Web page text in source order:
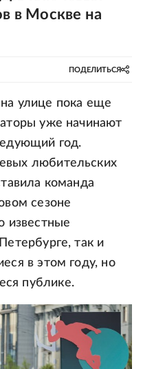
в Москве на
ПОДЕЛИТЬСЯ
улице пока еще
уже начинают
год.
любительских
команда
сезоне
известные
так и
в этом году, но
публике.